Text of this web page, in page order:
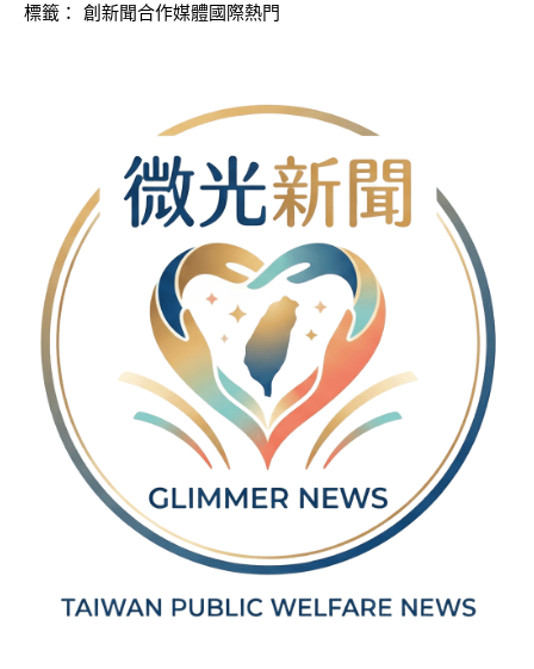
標籤： 創新聞合作媒體國際熱門